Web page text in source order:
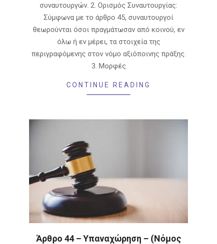
συναυτουργών. 2. Ορισμός Συναυτουργίας:
Σύμφωνα με το άρθρο 45, συναυτουργοί
θεωρούνται όσοι πραγμάτωσαν από κοινού, εν
όλω ή εν μέρει, τα στοιχεία της
περιγραφόμενης στον νόμο αξιόποινης πράξης.
3. Μορφές
CONTINUE READING
Άρθρο 44 – Υπαναχώρηση – (Νόμος